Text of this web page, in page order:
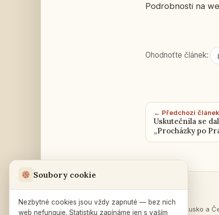
Po­drob­nos­ti na
Ohodnoťte článek:
← Předchozí článek
Uskutečnila se
„Procházky po
v Praze
O Rusku Rusko a
Soubory cookie
Nezbytné cookies jsou vždy zapnuté — bez nich
web nefunguje. Statistiku zapínáme jen s vaším